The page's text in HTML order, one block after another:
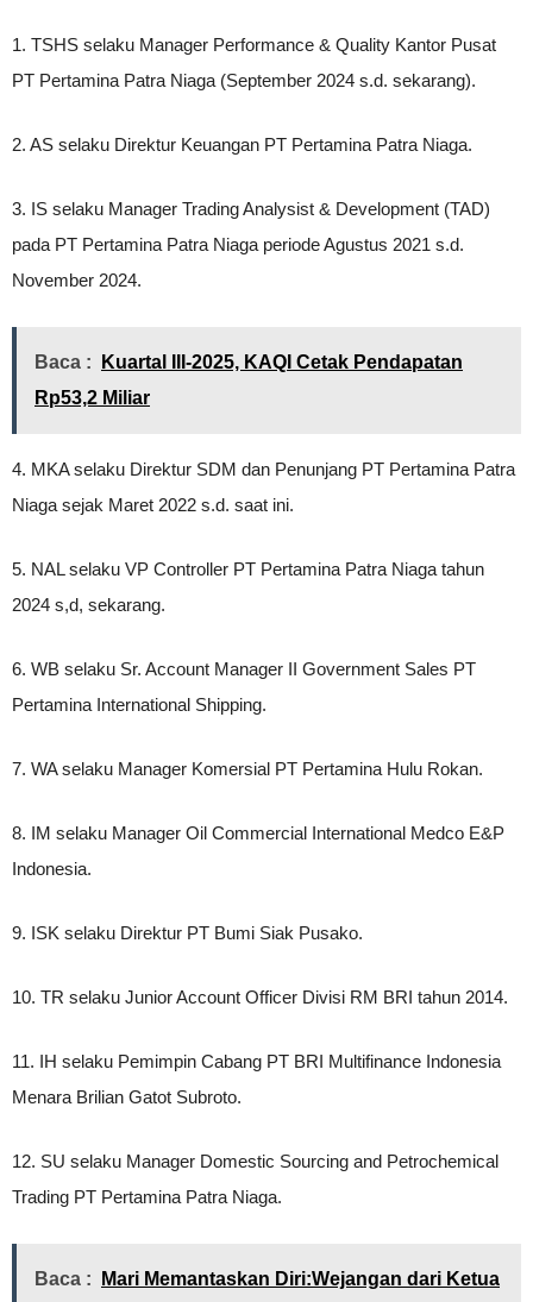
1. TSHS selaku Manager Performance & Quality Kantor Pusat
PT Pertamina Patra Niaga (September 2024 s.d. sekarang).
2. AS selaku Direktur Keuangan PT Pertamina Patra Niaga.
3. IS selaku Manager Trading Analysist & Development (TAD)
pada PT Pertamina Patra Niaga periode Agustus 2021 s.d.
November 2024.
Baca :
Kuartal III-2025, KAQI Cetak Pendapatan
Rp53,2 Miliar
4. MKA selaku Direktur SDM dan Penunjang PT Pertamina Patra
Niaga sejak Maret 2022 s.d. saat ini.
5. NAL selaku VP Controller PT Pertamina Patra Niaga tahun
2024 s,d, sekarang.
6. WB selaku Sr. Account Manager II Government Sales PT
Pertamina International Shipping.
7. WA selaku Manager Komersial PT Pertamina Hulu Rokan.
8. IM selaku Manager Oil Commercial International Medco E&P
Indonesia.
9. ISK selaku Direktur PT Bumi Siak Pusako.
10. TR selaku Junior Account Officer Divisi RM BRI tahun 2014.
11. IH selaku Pemimpin Cabang PT BRI Multifinance Indonesia
Menara Brilian Gatot Subroto.
12. SU selaku Manager Domestic Sourcing and Petrochemical
Trading PT Pertamina Patra Niaga.
Baca :
Mari Memantaskan Diri:Wejangan dari Ketua